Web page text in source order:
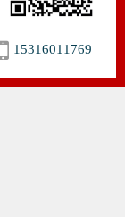
权指南_姜
主页>保险理赔>
15316011769